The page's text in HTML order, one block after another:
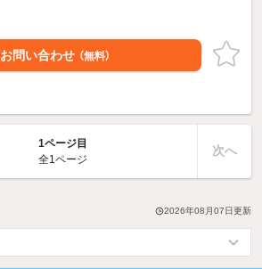
お問い合わせ （無料）
1ページ目
全1ページ
次へ
2026年08月07日更新